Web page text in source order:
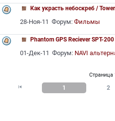
Как украсть небоскреб /
28-Ноя-11 Форум:Фильмы
Phantom GPS Reciever SPT-
01-Дек-11 Форум: NAVI
Страница
 1 2